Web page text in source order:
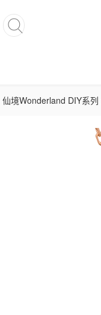
仙境Wonderland DIY系列